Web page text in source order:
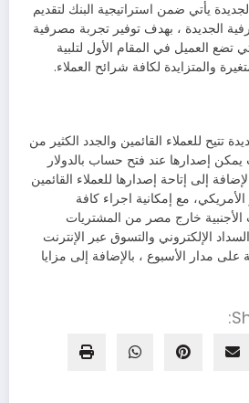
يأتي ضمن استراتيجية البنك لتقديم
الجديدة ، بهدف توفير تجربة مصرفية
تضع العميل في المقام الأول لتلبية
والمتزايدة لكافة شرائح العملاء.
تتيح للعملاء القائمين والجدد الكثير من
يمكن إصدارها عند فتح حساب بالدولار
إلى إتاحة إصدارها للعملاء القائمين
مع إمكانية اجراء كافة
الأجنبية خارج مصر من المشتريات
الإلكتروني والتسوق عبر الإنترنت
خلال 24 ساعة على مدار الأسبوع ، بالإضافة إلى مزايا